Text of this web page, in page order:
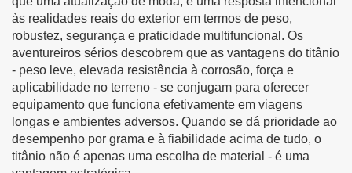
às realidades reais do exterior em termos de peso,
robustez, segurança e praticidade multifuncional. Os
aventureiros sérios descobrem que as vantagens do titânio
- peso leve, elevada resistência à corrosão, força e
aplicabilidade no terreno - se conjugam para oferecer
equipamento que funciona efetivamente em viagens
longas e ambientes adversos. Quando se dá prioridade ao
desempenho por grama e à fiabilidade acima de tudo, o
titânio não é apenas uma escolha de material - é uma